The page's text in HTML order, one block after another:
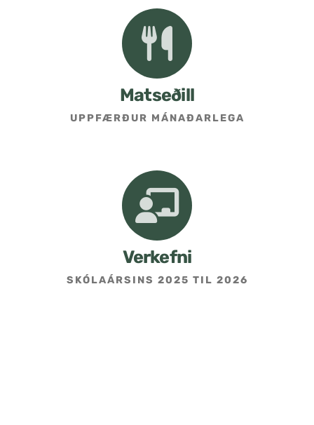
Matseðill
UPPFÆRÐUR MÁNAÐARLEGA
Verkefni
SKÓLAÁRSINS 2025 TIL 2026